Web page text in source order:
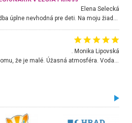
Elena Selecká
. Monika Lipovská
Úžasné prostredie, napriek tomu, že je malé. Úžasná atmosféra. Voda fantastická a nádherná. Ľudí je pomerne veľa, ale su mili a ohľaduplní. Je veľmi zaujímavé sledovať, ako dokážu spolu športovať cudzí ľudia a bez ohľadu na vek. Vládne tu pohoda. Vnuka neviem dostať z vody. Ďakujem za krásny deň . Urcite sa sem vrátim. Jediný problém je s parkovaním, ale aj ten sa mi podarilo vyriešiť. Monika Bratislava